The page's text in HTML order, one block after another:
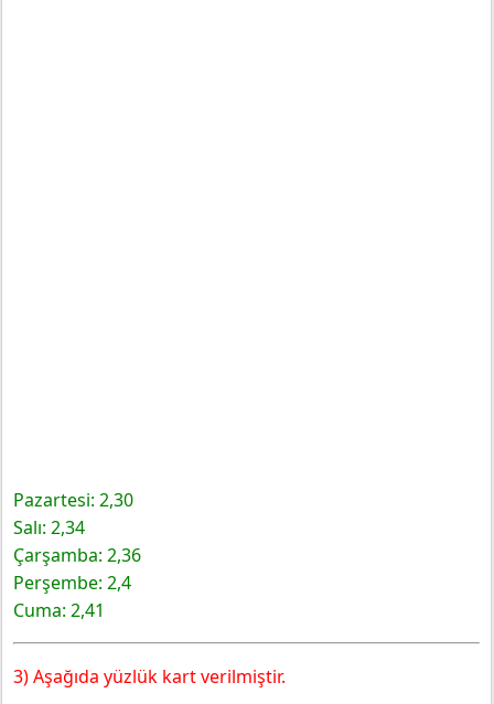
Pazartesi: 2,30
Salı: 2,34
Çarşamba: 2,36
Perşembe: 2,4
Cuma: 2,41
3) Aşağıda yüzlük kart verilmiştir.